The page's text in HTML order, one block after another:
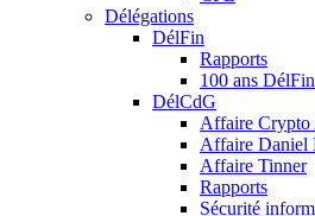
Délégations
DélFin
Rapports
100 ans DélFin
DélCdG
Affaire Crypto
Affaire Daniel
Affaire Tinner
Rapports
Sécurité